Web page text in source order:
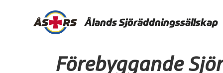
Ålands Sjöräddningssällskap
Förebyggande